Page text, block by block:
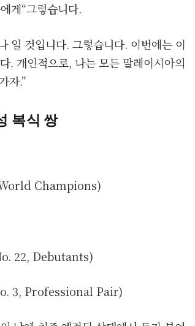
게“그렇습니다.
일 것입니다. 그렇습니다. 이번에는 이
. 개인적으로, 나는 모든 말레이시아의
자.”
복식 쌍
Champions)
22, Debutants)
3, Professional Pair)